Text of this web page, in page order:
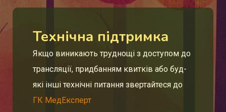
Технічна підтримка
Якщо виникають труднощі з доступом до
трансляції, придбанням квитків або буд-
які інші технічні питання звертайтеся до
ГК МедЕксперт